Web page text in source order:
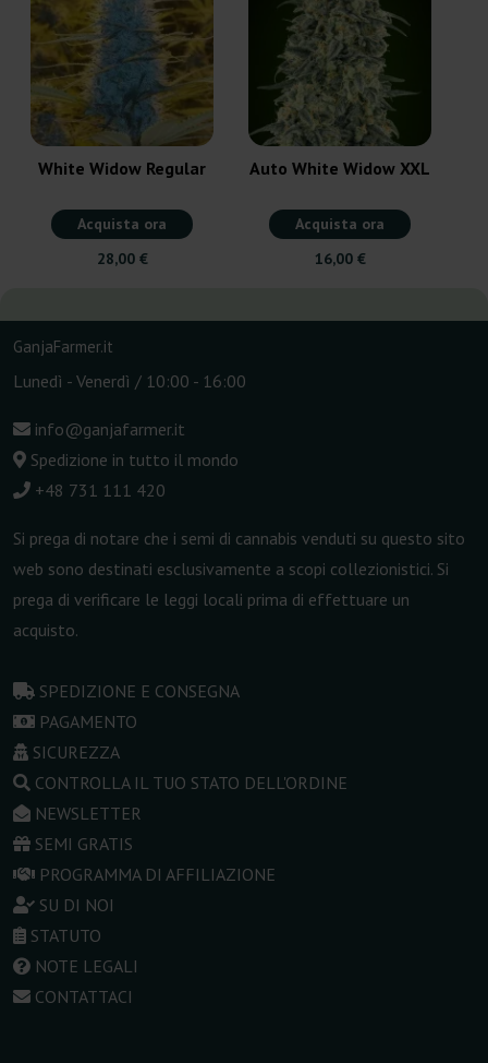
White Widow Regular
Acquista ora
28,00 €
Auto White Widow XXL
Acquista ora
16,00 €
GanjaFarmer.it
Lunedì - Venerdì / 10:00 - 16:00
info@ganjafarmer.it
Spedizione in tutto il mondo
+48 731 111 420
Si prega di notare che i semi di cannabis venduti su questo sito
web sono destinati esclusivamente a scopi collezionistici. Si
prega di verificare le leggi locali prima di effettuare un
acquisto.
SPEDIZIONE E CONSEGNA
PAGAMENTO
SICUREZZA
CONTROLLA IL TUO STATO DELL'ORDINE
NEWSLETTER
SEMI GRATIS
PROGRAMMA DI AFFILIAZIONE
SU DI NOI
STATUTO
NOTE LEGALI
CONTATTACI